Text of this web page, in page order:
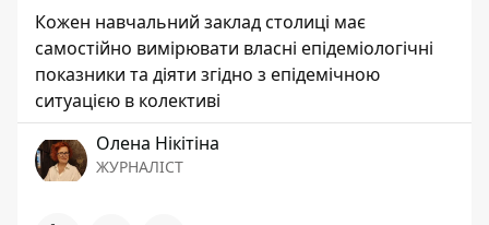
Кожен навчальний заклад столиці має
самостійно вимірювати власні епідеміологічні
показники та діяти згідно з епідемічною
ситуацією в колективі
Олена Нікітіна
ЖУРНАЛІСТ